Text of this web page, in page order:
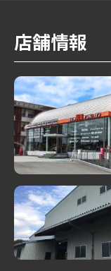
店舗情報